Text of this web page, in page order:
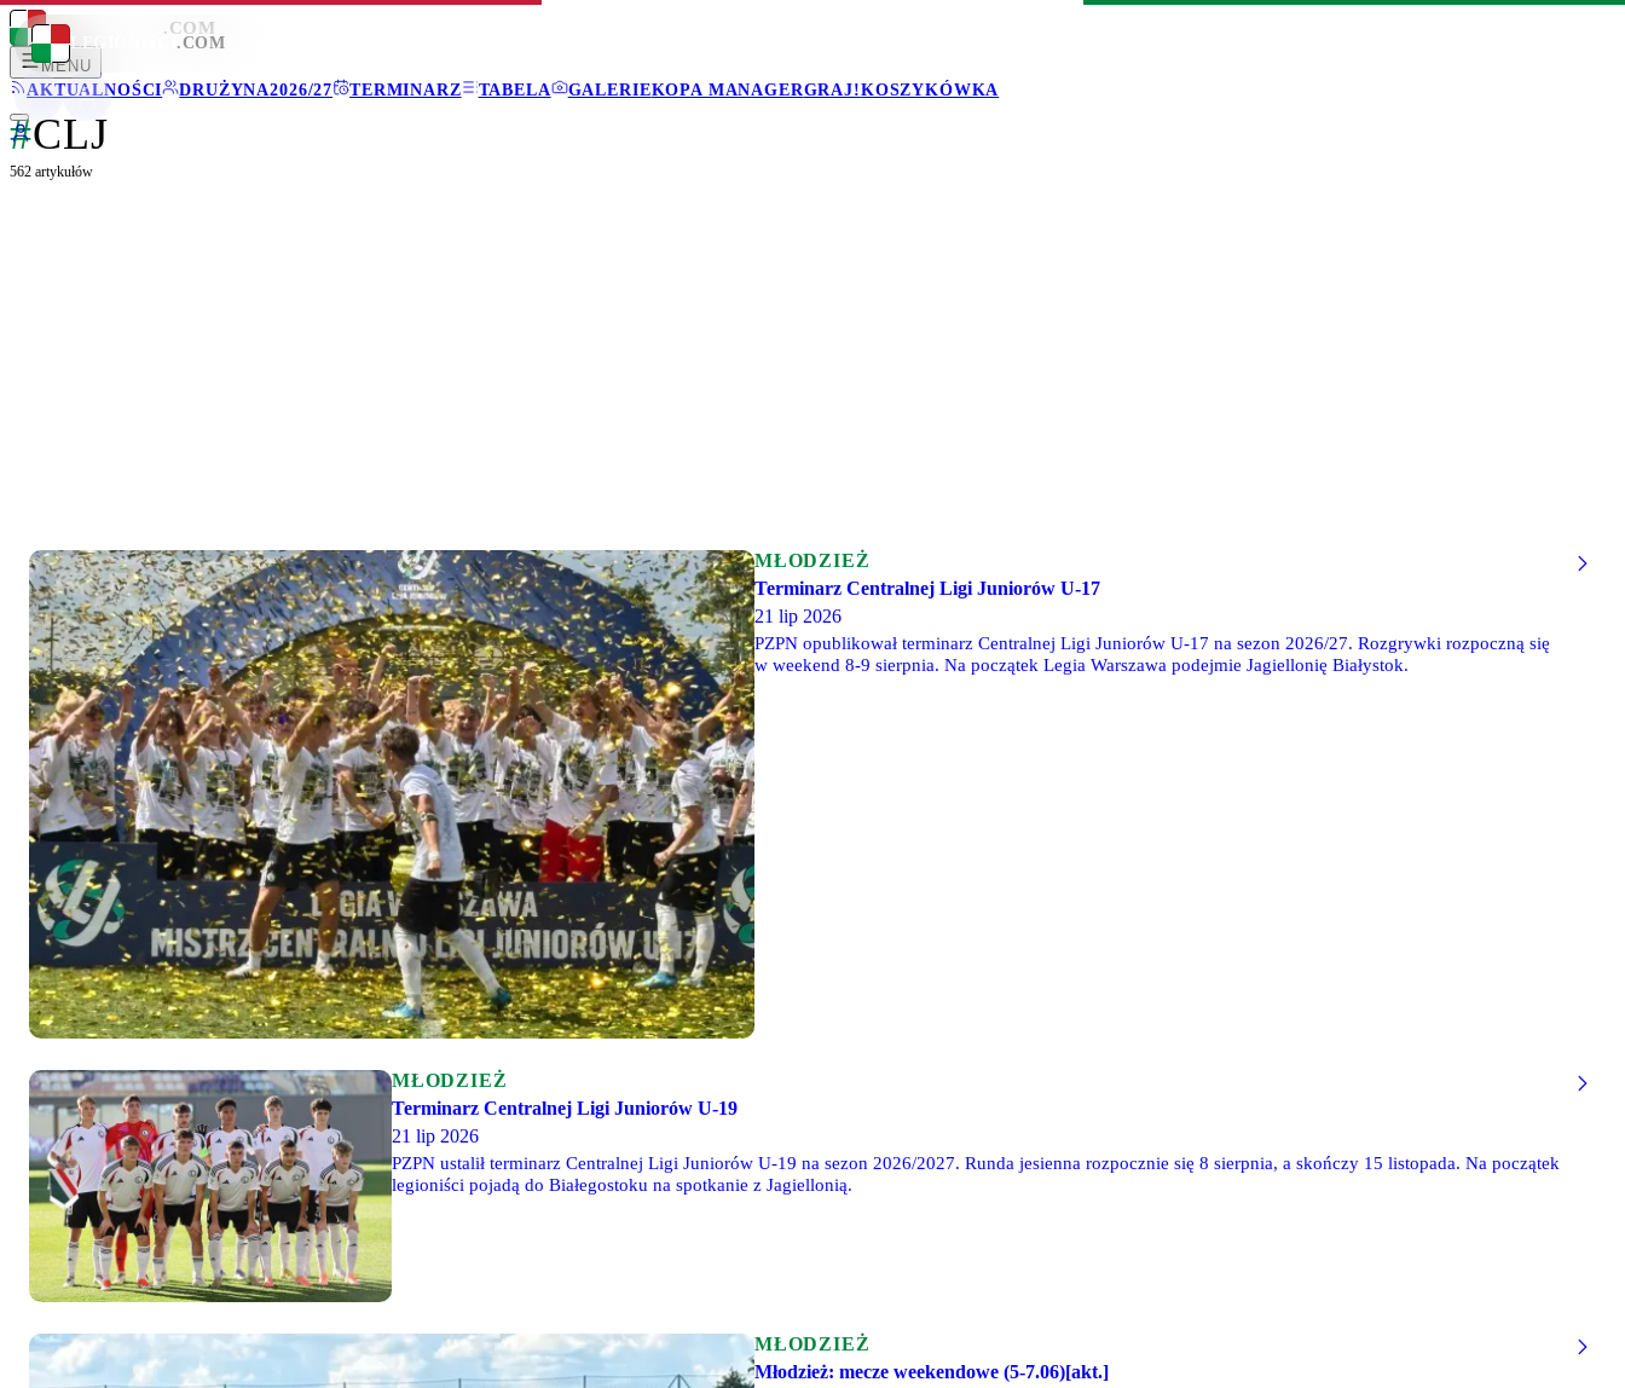
LEGIONISCI .COM
MENU
AKTUALNOŚCI
DRUŻYNA2026/27 TERMINARZ TABELA GALERIEKOPA MANAGERGRAJ!KOSZYKÓWKA
LEGIONISCI .COM
#CLJ
562 artykułów
MŁODZIEŻ
Terminarz Centralnej Ligi Juniorów U-17
21 lip 2026
PZPN opublikował terminarz Centralnej Ligi Juniorów U-17 na sezon 2026/27. Rozgrywki rozpoczną się
w weekend 8-9 sierpnia. Na początek Legia Warszawa podejmie Jagiellonię Białystok.
MŁODZIEŻ
Terminarz Centralnej Ligi Juniorów U-19
21 lip 2026
PZPN ustalił terminarz Centralnej Ligi Juniorów U-19 na sezon 2026/2027. Runda jesienna rozpocznie się 8 sierpnia, a skończy 15 listopada. Na początek
legioniści pojadą do Białegostoku na spotkanie z Jagiellonią.
MŁODZIEŻ
Młodzież: mecze weekendowe (5-7.06)[akt.]